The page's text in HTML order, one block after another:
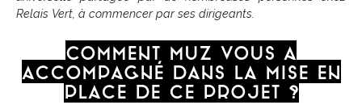
Relais Vert, à commencer par ses dirigeants.
Comment MUZ vous a
accompagné dans la mise en
place de ce projet ?